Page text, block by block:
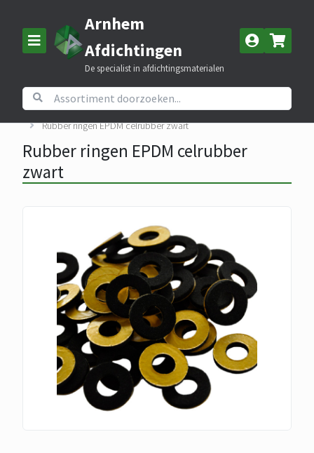
Arnhem
Afdichtingen
De specialist in afdichtingsmaterialen
Home Assortiment
EPDM celrubber
Rubber ringen EPDM celrubber zwart
Rubber ringen EPDM celrubber
zwart